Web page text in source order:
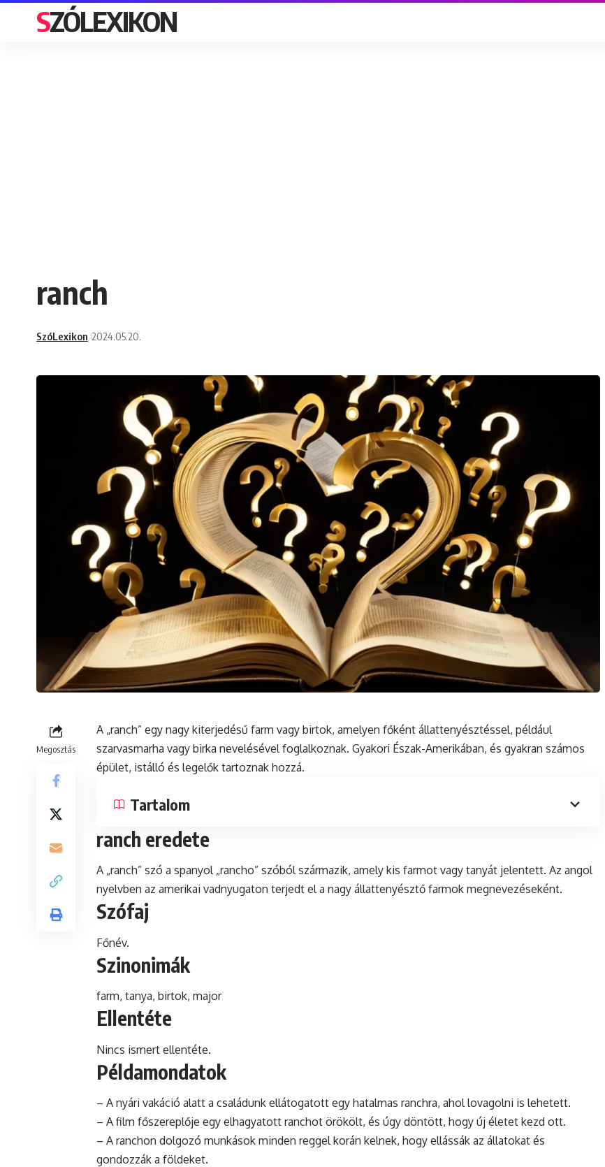
SZÓLEXIKON
ranch
SzóLexikon 2024.05.20.
Megosztás
A „ranch” egy nagy kiterjedésű farm vagy birtok, amelyen főként állattenyésztéssel, például
szarvasmarha vagy birka nevelésével foglalkoznak. Gyakori Észak-Amerikában, és gyakran számos
épület, istálló és legelők tartoznak hozzá.
Tartalom
ranch eredete
A „ranch” szó a spanyol „rancho” szóból származik, amely kis farmot vagy tanyát jelentett. Az angol
nyelvben az amerikai vadnyugaton terjedt el a nagy állattenyésztő farmok megnevezéseként.
Szófaj
Főnév.
Szinonimák
farm, tanya, birtok, major
Ellentéte
Nincs ismert ellentéte.
Példamondatok
– A nyári vakáció alatt a családunk ellátogatott egy hatalmas ranchra, ahol lovagolni is lehetett.
– A film főszereplője egy elhagyatott ranchot örökölt, és úgy döntött, hogy új életet kezd ott.
– A ranchon dolgozó munkások minden reggel korán kelnek, hogy ellássák az állatokat és
gondozzák a földeket.